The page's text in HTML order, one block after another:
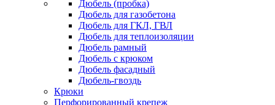
Дюбель (пробка)
Дюбель для газобетона
Дюбель для ГКЛ, ГВЛ
Дюбель для теплоизоляции
Дюбель рамный
Дюбель с крюком
Дюбель фасадный
Дюбель-гвоздь
Крюки
Перфорированный крепеж